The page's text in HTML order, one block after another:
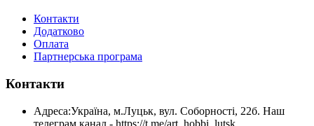
Контакти
Додатково
Оплата
Партнерська програма
Контакти
Адреса:Україна, м.Луцьк, вул. Соборності, 22б. Наш
телеграм канал - https://t.me/art_hobbi_lutsk